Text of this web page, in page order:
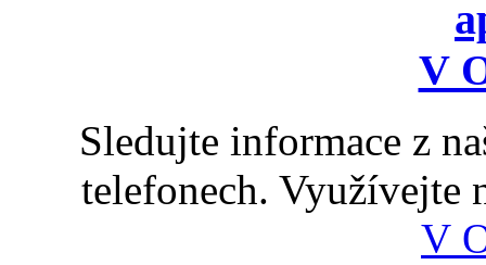
Sledujte informace z
telefonech. Využívejte
V